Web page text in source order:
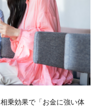
乗効果で「お金に強い体